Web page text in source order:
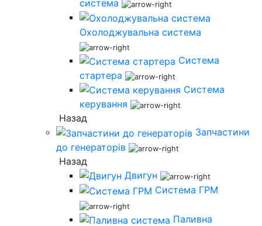
система
Охолоджувальна система
Система
стартера
Система
керування
Назад
Запчастини
до генераторів
Назад
Двигун
Система ГРМ
Паливна